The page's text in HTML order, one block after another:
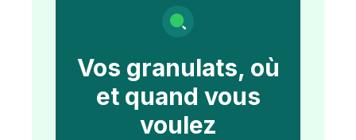
Vos granulats, où
et quand vous
voulez